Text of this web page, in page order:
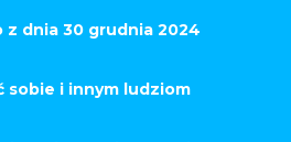
z dnia 30 grudnia 2024
sobie i innym ludziom